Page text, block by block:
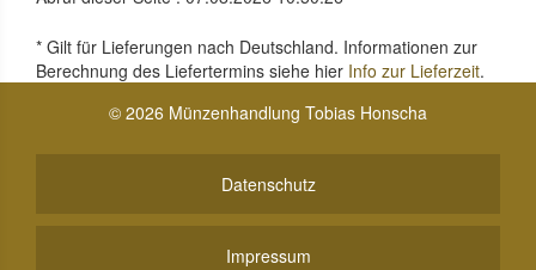
* Gilt für Lieferungen nach Deutschland. Informationen zur
Berechnung des Liefertermins siehe hier Info zur Lieferzeit.
© 2026 Münzenhandlung Tobias Honscha
Datenschutz
Impressum